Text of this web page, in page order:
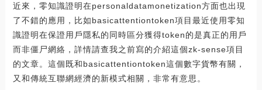
近來，零知識證明在personaldatamonetization方面也出現
了不錯的應用，比如basicattentiontoken項目最近使用零知
識證明在保證用戶隱私的同時區分獲得token的是真正的用戶
而非僵尸網絡，詳情請查我之前寫的介紹這個zk-sense項目
的文章。這個既和basicattentiontoken這個數字貨幣有關，
又和傳統互聯網經濟的新模式相關，非常有意思。